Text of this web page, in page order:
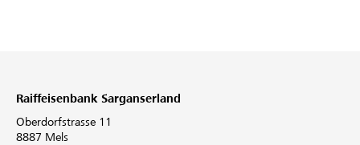
Raiffeisenbank Sarganserland
Oberdorfstrasse 11
8887 Mels